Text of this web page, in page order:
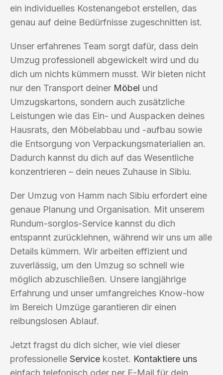
ein individuelles Kostenangebot erstellen, das
genau auf deine Bedürfnisse zugeschnitten ist.
Unser erfahrenes Team sorgt dafür, dass dein
Umzug professionell abgewickelt wird und du
dich um nichts kümmern musst. Wir bieten nicht
nur den Transport deiner Möbel und
Umzugskartons, sondern auch zusätzliche
Leistungen wie das Ein- und Auspacken deines
Hausrats, den Möbelabbau und -aufbau sowie
die Entsorgung von Verpackungsmaterialien an.
Dadurch kannst du dich auf das Wesentliche
konzentrieren – dein neues Zuhause in Sibiu.
Der Umzug von Hamm nach Sibiu erfordert eine
genaue Planung und Organisation. Mit unserem
Rundum-sorglos-Service kannst du dich
entspannt zurücklehnen, während wir uns um alle
Details kümmern. Wir arbeiten effizient und
zuverlässig, um den Umzug so schnell wie
möglich abzuschließen. Unsere langjährige
Erfahrung und unser umfangreiches Know-how
im Bereich Umzüge garantieren dir einen
reibungslosen Ablauf.
Jetzt fragst du dich sicher, wie viel dieser
professionelle Service kostet. Kontaktiere uns
einfach telefonisch oder per E-Mail für dein